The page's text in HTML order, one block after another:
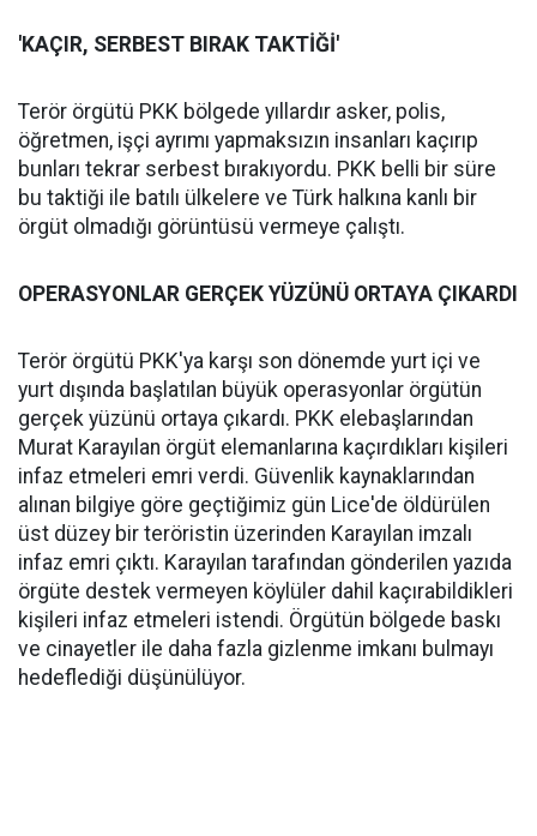
'KAÇIR, SERBEST BIRAK TAKTİĞİ'
Terör örgütü PKK bölgede yıllardır asker, polis,
öğretmen, işçi ayrımı yapmaksızın insanları kaçırıp
bunları tekrar serbest bırakıyordu. PKK belli bir süre
bu taktiği ile batılı ülkelere ve Türk halkına kanlı bir
örgüt olmadığı görüntüsü vermeye çalıştı.
OPERASYONLAR GERÇEK YÜZÜNÜ ORTAYA ÇIKARDI
Terör örgütü PKK'ya karşı son dönemde yurt içi ve
yurt dışında başlatılan büyük operasyonlar örgütün
gerçek yüzünü ortaya çıkardı. PKK elebaşlarından
Murat Karayılan örgüt elemanlarına kaçırdıkları kişileri
infaz etmeleri emri verdi. Güvenlik kaynaklarından
alınan bilgiye göre geçtiğimiz gün Lice'de öldürülen
üst düzey bir teröristin üzerinden Karayılan imzalı
infaz emri çıktı. Karayılan tarafından gönderilen yazıda
örgüte destek vermeyen köylüler dahil kaçırabildikleri
kişileri infaz etmeleri istendi. Örgütün bölgede baskı
ve cinayetler ile daha fazla gizlenme imkanı bulmayı
hedeflediği düşünülüyor.